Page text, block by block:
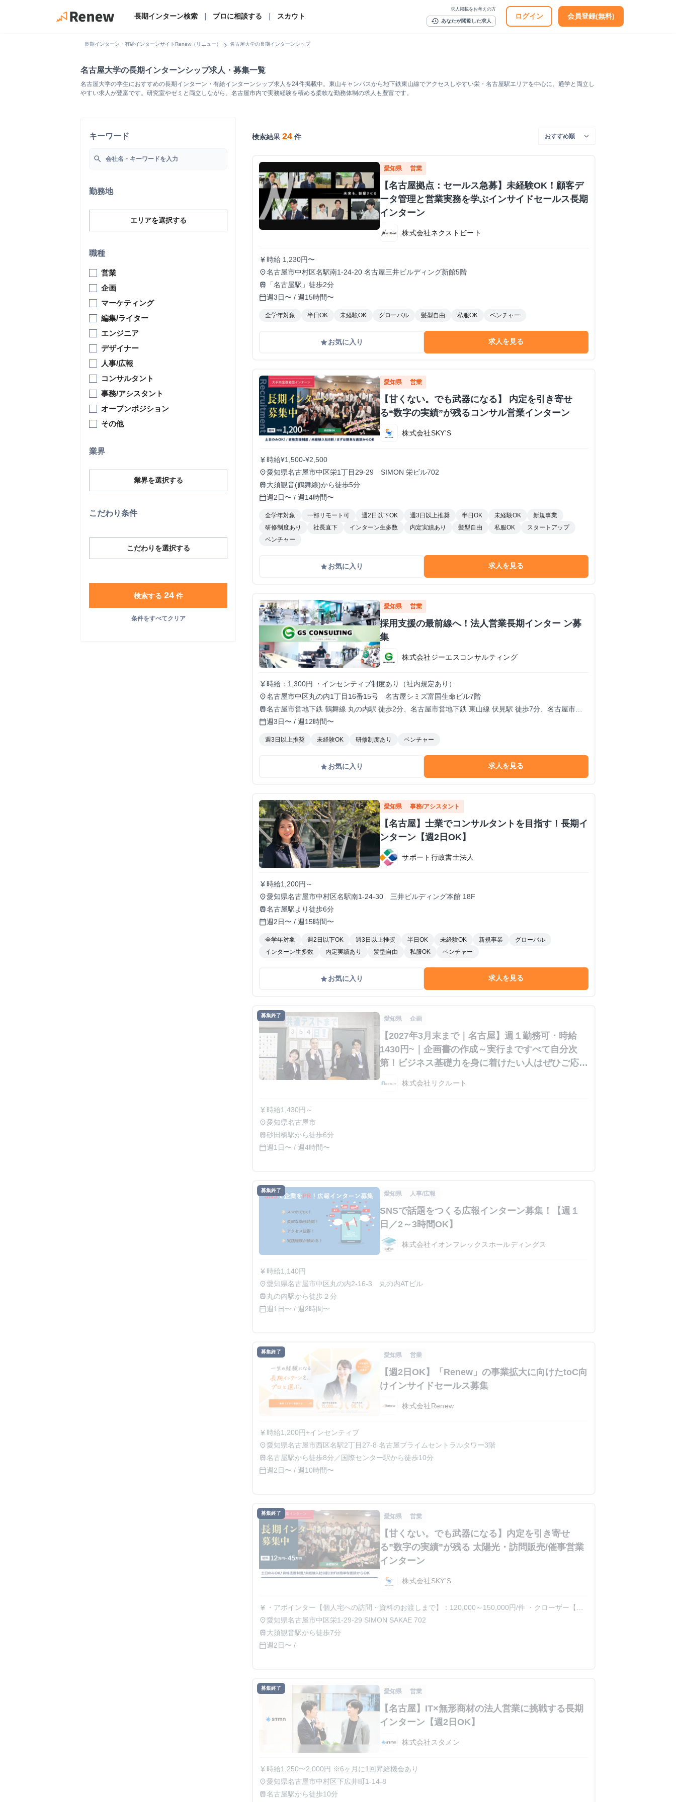
長期インターン検索 プロに相談する スカウト
求人掲載をお考えの方
history あなたが閲覧した求人
ログイン 会員登録(無料)
長期インターン・有給インターンサイトRenew（リニュー） chevron_right 名古屋大学の長期インターンシップ
名古屋大学の長期インターンシップ求人・募集一覧
名古屋大学の学生におすすめの長期インターン・有給インターンシップ求人を24件掲載中。東山キャンパスから地下鉄東山線でアクセスしやすい栄・名古屋駅エリアを中心に、通学と両立し
やすい求人が豊富です。研究室やゼミと両立しながら、名古屋市内で実務経験を積める柔軟な勤務体制の求人も豊富です。
キーワード
search
勤務地
エリアを選択する
職種
営業
企画
マーケティング
編集/ライター
エンジニア
デザイナー
人事/広報
コンサルタント
事務/アシスタント
オープンポジション
その他
業界
業界を選択する
こだわり条件
こだわりを選択する
検索する 24件
条件をすべてクリア
検索結果24 件
愛知県 営業
【名古屋拠点：セールス急募】未経験OK！顧客デ
ータ管理と営業実務を学ぶインサイドセールス長期
インターン
株式会社ネクストビート
currency_yen時給 1,230円〜
place名古屋市中村区名駅南1-24-20 名古屋三井ビルディング新館5階
train 「名古屋駅」徒歩2分
calendar_today週3日〜 / 週15時間〜
全学年対象 半日OK 未経験OK グローバル 髪型自由 私服OK ベンチャー
gradeお気に入り 求人を見る
愛知県 営業
【甘くない。でも武器になる】 内定を引き寄せ
る“数字の実績”が残るコンサル営業インターン
株式会社SKY'S
currency_yen時給¥1,500-¥2,500
place愛知県名古屋市中区栄1丁目29-29 SIMON 栄ビル702
train 大須観音(鶴舞線)から徒歩5分
calendar_today週2日〜 / 週14時間〜
全学年対象 一部リモート可 週2日以下OK 週3日以上推奨 半日OK 未経験OK
新規事業
研修制度あり
社長直下 インターン生多数 内定実績あり 髪型自由 私服OK
スタートアップ
ベンチャー
gradeお気に入り 求人を見る
愛知県 営業
採用支援の最前線へ！法人営業長期インター ン募
集
株式会社ジーエスコンサルティング
currency_yen時給：1,300円 ・インセンティブ制度あり（社内規定あり）
place名古屋市中区丸の内1丁目16番15号 名古屋シミズ富国生命ビル7階
train名古屋市営地下鉄 鶴舞線 丸の内駅 徒歩2分、名古屋市営地下鉄 東山線 伏見駅 徒歩7分、名古屋市営
地下鉄 桜通線 国際センター駅 徒歩7分
calendar_today週3日〜 / 週12時間〜
週3日以上推奨 未経験OK 研修制度あり ベンチャー
gradeお気に入り 求人を見る
愛知県 事務/アシスタント
【名古屋】士業でコンサルタントを目指す！長期イ
ンターン【週2日OK】
サポート行政書士法人
currency_yen時給1,200円～
place愛知県名古屋市中村区名駅南1-24-30 三井ビルディング本館 18F
train名古屋駅より徒歩6分
calendar_today週2日〜 / 週15時間〜
全学年対象 週2日以下OK 週3日以上推奨 半日OK 未経験OK 新規事業
グローバル
インターン生多数
内定実績あり 髪型自由 私服OK ベンチャー
gradeお気に入り 求人を見る
募集終了 愛知県 企画
【2027年3月末まで｜名古屋】週１勤務可・時給
1430円~｜企画書の作成～実行まですべて自分次
第！ビジネス基礎力を身に着けたい人はぜひご応募
株式会社リクルート
currency_yen 時給1,430円～
place愛知県名古屋市
train砂田橋駅から徒歩6分
calendar_today週1日〜 / 週4時間〜
募集終了 愛知県 人事/広報
SNSで話題をつくる広報インターン募集！【週１
日／2～3時間OK】
株式会社イオンフレックスホールディングス
currency_yen 時給1,140円
place愛知県名古屋市中区丸の内2-16-3 丸の内ATビル
train 丸の内駅から徒歩２分
calendar_today週1日〜 / 週2時間〜
募集終了 愛知県 営業
【週2日OK】「Renew」の事業拡大に向けたtoC向
けインサイドセールス募集
株式会社Renew
currency_yen 時給1,200円+インセンティブ
place愛知県名古屋市西区名駅2丁目27-8 名古屋プライムセントラルタワー3階
train名古屋駅から徒歩8分／国際センター駅から徒歩10分
calendar_today週2日〜 / 週10時間〜
募集終了 愛知県 営業
【甘くない。でも武器になる】内定を引き寄せ
る”数字の実績”が残る 太陽光・訪問販売/催事営業
インターン
株式会社SKY'S
currency_yen ・アポインター【個人宅への訪問・資料のお渡しまで】：120,000～150,000円/件 ・クローザー【商
品の提案から契約まで】：300,000円/件 ・アポ＆クローザー【上記業務一人称完結】：400,000～
450,000円/件 ※完全成果報酬型(相談)
place愛知県名古屋市中区栄1-29-29 SIMON SAKAE 702
train 大須観音駅から徒歩7分
calendar_today週2日〜 /
募集終了 愛知県 営業
【名古屋】IT×無形商材の法人営業に挑戦する長期
インターン【週2日OK】
株式会社スタメン
currency_yen 時給1,250〜2,000円 ※6ヶ月に1回昇給機会あり
place愛知県名古屋市中村区下広井町1-14-8
train名古屋駅から徒歩10分